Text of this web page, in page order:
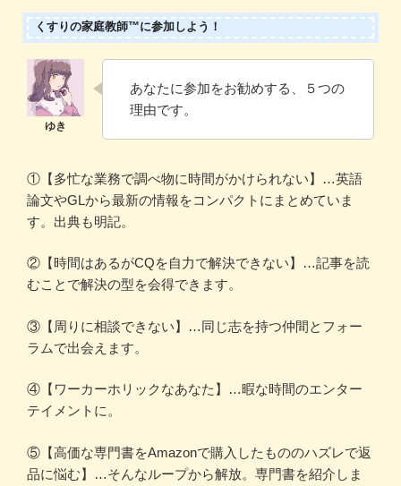
くすりの家庭教師™に参加しよう！
あなたに参加をお勧めする、５つの
理由です。
①【多忙な業務で調べ物に時間がかけられない】…英語
論文やGLから最新の情報をコンパクトにまとめていま
す。出典も明記。
②【時間はあるがCQを自力で解決できない】…記事を読
むことで解決の型を会得できます。
③【周りに相談できない】…同じ志を持つ仲間とフォー
ラムで出会えます。
④【ワーカーホリックなあなた】…暇な時間のエンター
テイメントに。
⑤【高価な専門書をAmazonで購入したもののハズレで返
品に悩む】…そんなループから解放。専門書を紹介しま